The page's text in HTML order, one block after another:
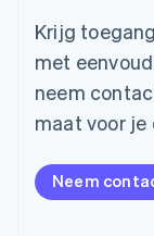
Krijg
met
neem
maat voor je
Neem
Nederland
Nederlands
Nieuw-
English
Noorwegen
Oostenrijk
Deutsch
Polen